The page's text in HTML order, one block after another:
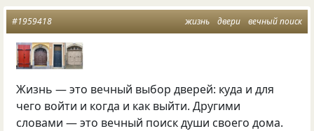
жизнь двери вечный поиск
#1959418
Жизнь — это вечный выбор дверей: куда и для
чего войти и когда и как выйти. Другими
словами — это вечный поиск души своего дома.